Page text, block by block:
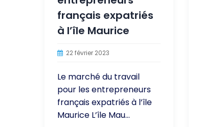
français expatriés
à l’île Maurice
22 février 2023
Le marché du travail
pour les entrepreneurs
français expatriés à l’île
Maurice L’île Mau...